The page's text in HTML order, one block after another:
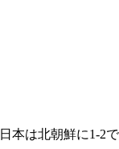
本は北朝鮮に1-2